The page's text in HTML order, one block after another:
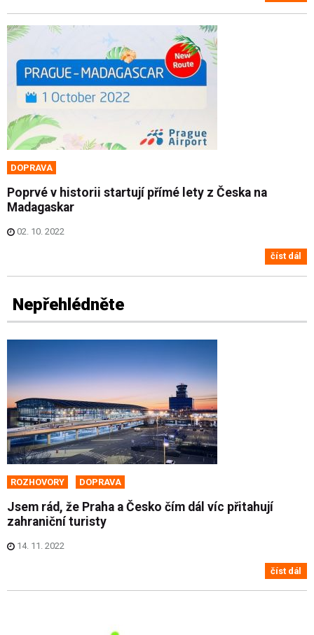
DOPRAVA
Poprvé v historii startují přímé lety z Česka na
Madagaskar
02. 10. 2022
číst dál
Nepřehlédněte
ROZHOVORY DOPRAVA
Jsem rád, že Praha a Česko čím dál víc přitahují
zahraniční turisty
14. 11. 2022
číst dál